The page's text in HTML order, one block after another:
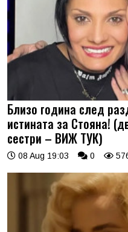
Близо година след
истината за Стояна!
сестри – ВИЖ ТУК)
08 Aug 19:03 0